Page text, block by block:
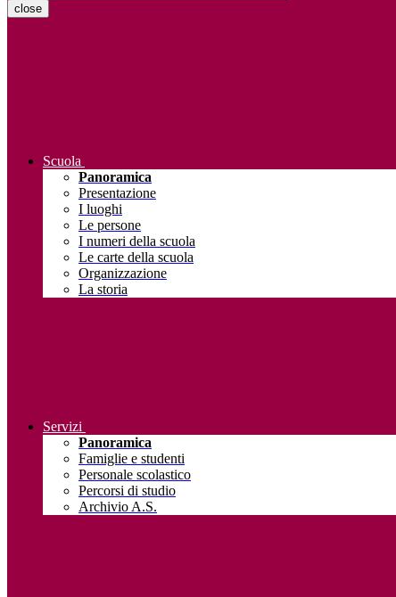
close
Scuola
Panoramica
Presentazione
I luoghi
Le persone
I numeri della scuola
Le carte della scuola
Organizzazione
La storia
Servizi
Panoramica
Famiglie e studenti
Personale scolastico
Percorsi di studio
Archivio A.S.